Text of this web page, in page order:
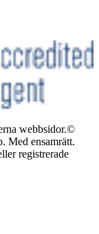
webbsidor.©
Med ensamrätt.
registrerade